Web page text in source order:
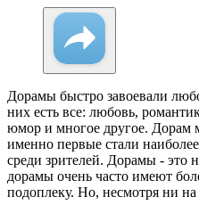
Дорамы быстро завоевали
них есть все: любовь,
юмор и многое другое. Дорам
именно первые стали
среди зрителей. Дорамы - это
дорамы очень часто имеют
подоплеку. Но, несмотря ни